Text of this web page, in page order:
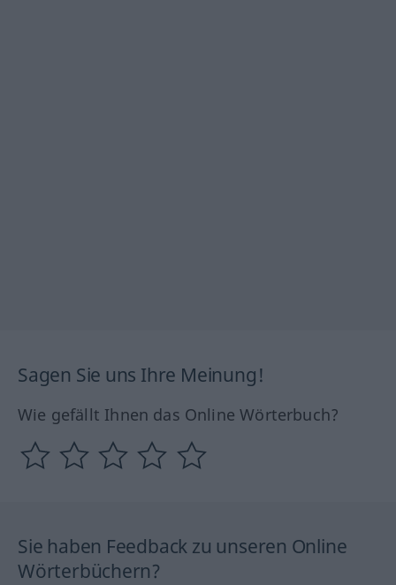
Sagen Sie uns Ihre Meinung!
Wie gefällt Ihnen das Online Wörterbuch?
Sie haben Feedback zu unseren Online
Wörterbüchern?